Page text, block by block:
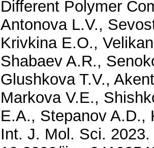
Different Polymer
Antonova L.V.,
Krivkina E.O.,
Shabaev A.R.,
Glushkova T.V.,
Markova V.E.,
E.A., Stepanov A.D.,
Int. J. Mol. Sci.